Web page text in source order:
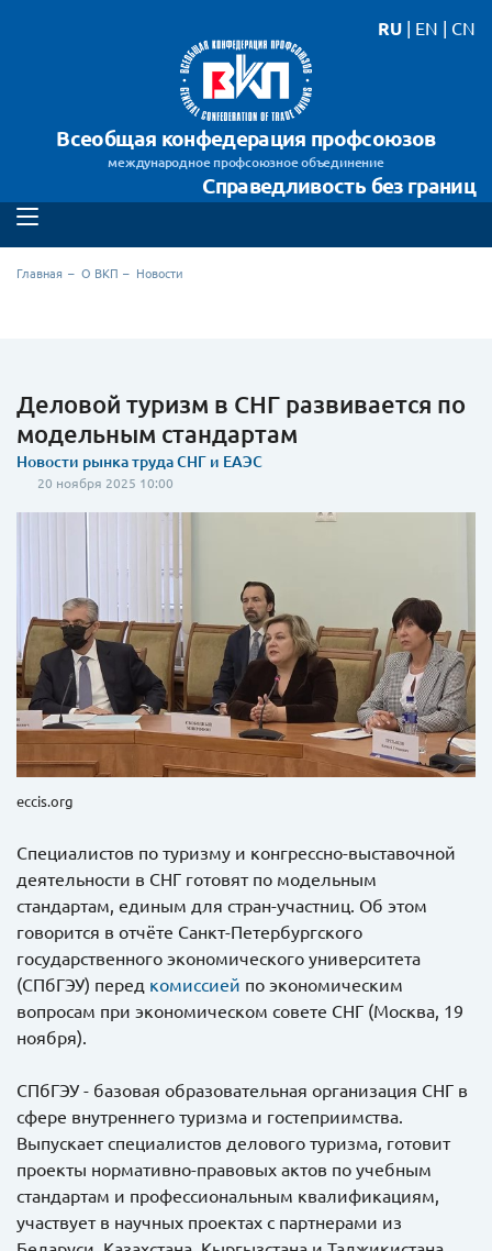
Всеобщая конфедерация профсоюзов
международное профсоюзное объединение
Справедливость без границ
RU | EN | CN
Главная О ВКП Новости
Деловой туризм в СНГ развивается по
модельным стандартам
Новости рынка труда СНГ и ЕАЭС
20 ноября 2025 10:00
eccis.org
Специалистов по туризму и конгрессно-выставочной
деятельности в СНГ готовят по модельным
стандартам, единым для стран-участниц. Об этом
говорится в отчёте Санкт-Петербургского
государственного экономического университета
(СПбГЭУ) перед комиссией по экономическим
вопросам при экономическом совете СНГ (Москва, 19
ноября).
СПбГЭУ - базовая образовательная организация СНГ в
сфере внутреннего туризма и гостеприимства.
Выпускает специалистов делового туризма, готовит
проекты нормативно-правовых актов по учебным
стандартам и профессиональным квалификациям,
участвует в научных проектах с партнерами из